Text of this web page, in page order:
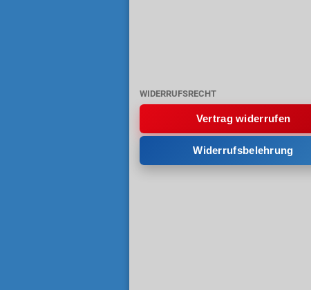
WIDERRUFSRECHT
Vertrag widerrufen
Widerrufsbelehrung